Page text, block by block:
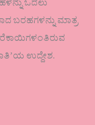
ಓದಲು
ಬರಹಗಳನ್ನು ಮಾತ್ರ
ಉದ್ದೇಶ.